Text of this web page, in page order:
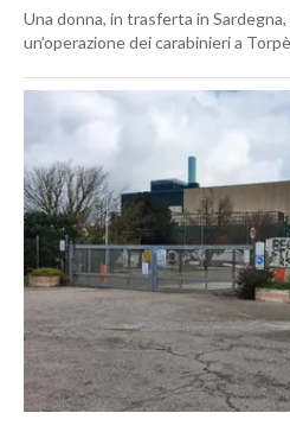
Una donna, in trasferta in
un’operazione dei carabinieri a Torpè